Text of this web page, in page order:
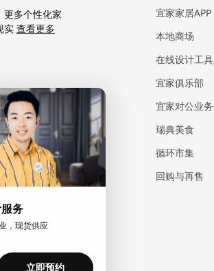
更多个性化家
实 查看更多
权益以及专属
成长。查看更
宜家家居APP
本地商场
在线设计工具
宜家俱乐部
宜家对公业务
瑞典美食
循环市集
回购与再售
>
务
，现货供应
立即预约